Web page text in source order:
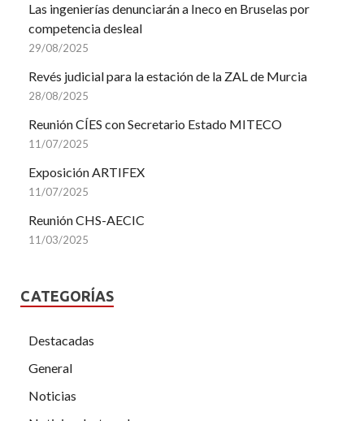
Las ingenierías denunciarán a Ineco en Bruselas por
competencia desleal
29/08/2025
Revés judicial para la estación de la ZAL de Murcia
28/08/2025
Reunión CÍES con Secretario Estado MITECO
11/07/2025
Exposición ARTIFEX
11/07/2025
Reunión CHS-AECIC
11/03/2025
CATEGORÍAS
Destacadas
General
Noticias